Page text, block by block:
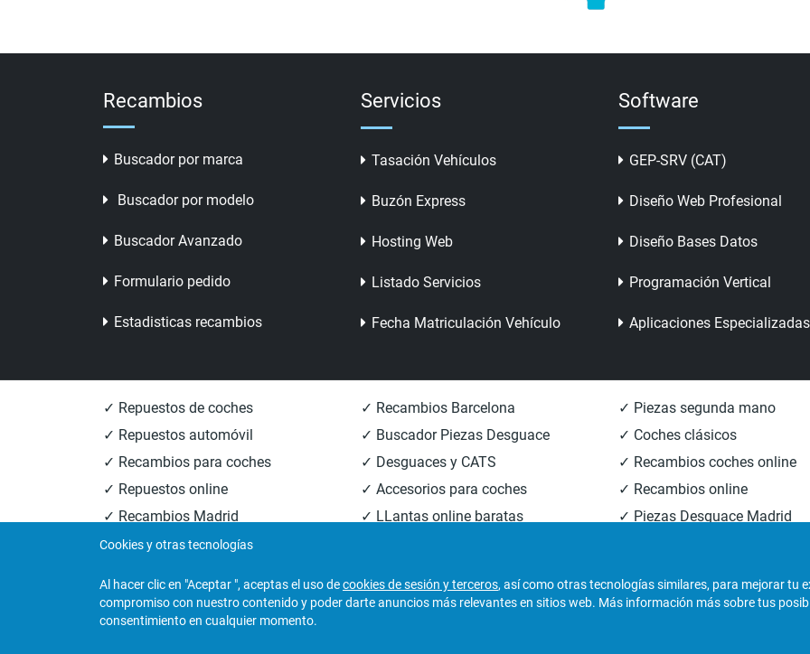
Recambios
Buscador por marca
Buscador por modelo
Buscador Avanzado
Formulario pedido
Estadisticas recambios
Servicios
Tasación Vehículos
Buzón Express
Hosting Web
Listado Servicios
Fecha Matriculación Vehículo
Software
GEP-SRV (CAT)
Diseño Web Profesional
Diseño Bases Datos
Programación Vertical
Aplicaciones Especializadas
✓ Repuestos de coches
✓ Repuestos automóvil
✓ Recambios para coches
✓ Repuestos online
✓ Recambios Madrid
✓ Recambios Valencia
✓ Recambios Barcelona
✓ Buscador Piezas Desguace
✓ Desguaces y CATS
✓ Accesorios para coches
✓ LLantas online baratas
✓ Piezas segunda mano
✓ Coches clásicos
✓ Recambios coches online
✓ Recambios online
✓ Piezas Desguace Madrid
© 2026 Central Desguaces Europiezas
Cookies y otras tecnologías
Al hacer clic en "Aceptar ", aceptas el uso decookies de sesión y terceros, así como otras tecnologías similares, para mejorar tu
compromiso con nuestro contenido y poder darte anuncios más relevantes en sitios web. Más información más sobre tus
consentimiento en cualquier momento.